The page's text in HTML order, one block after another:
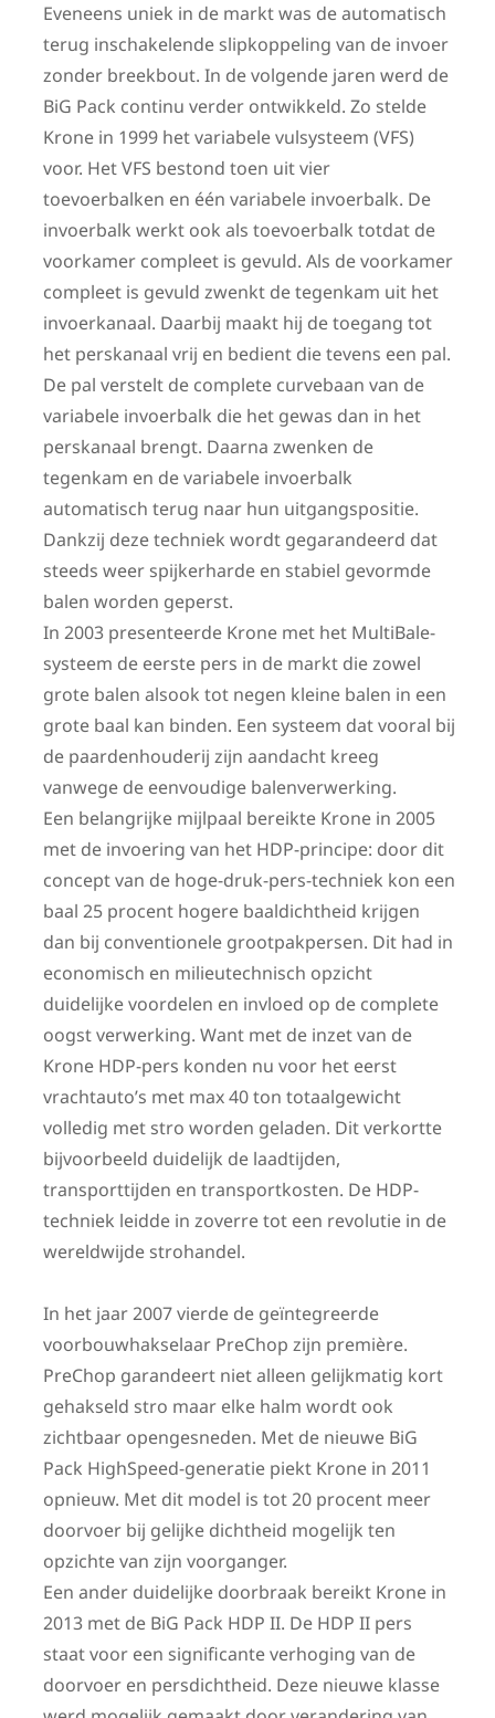
Eveneens uniek in de markt was de automatisch
terug inschakelende slipkoppeling van de invoer
zonder breekbout. In de volgende jaren werd de
BiG Pack continu verder ontwikkeld. Zo stelde
Krone in 1999 het variabele vulsysteem (VFS)
voor. Het VFS bestond toen uit vier
toevoerbalken en één variabele invoerbalk. De
invoerbalk werkt ook als toevoerbalk totdat de
voorkamer compleet is gevuld. Als de voorkamer
compleet is gevuld zwenkt de tegenkam uit het
invoerkanaal. Daarbij maakt hij de toegang tot
het perskanaal vrij en bedient die tevens een pal.
De pal verstelt de complete curvebaan van de
variabele invoerbalk die het gewas dan in het
perskanaal brengt. Daarna zwenken de
tegenkam en de variabele invoerbalk
automatisch terug naar hun uitgangspositie.
Dankzij deze techniek wordt gegarandeerd dat
steeds weer spijkerharde en stabiel gevormde
balen worden geperst.
In 2003 presenteerde Krone met het MultiBale-
systeem de eerste pers in de markt die zowel
grote balen alsook tot negen kleine balen in een
grote baal kan binden. Een systeem dat vooral bij
de paardenhouderij zijn aandacht kreeg
vanwege de eenvoudige balenverwerking.
Een belangrijke mijlpaal bereikte Krone in 2005
met de invoering van het HDP-principe: door dit
concept van de hoge-druk-pers-techniek kon een
baal 25 procent hogere baaldichtheid krijgen
dan bij conventionele grootpakpersen. Dit had in
economisch en milieutechnisch opzicht
duidelijke voordelen en invloed op de complete
oogst verwerking. Want met de inzet van de
Krone HDP-pers konden nu voor het eerst
vrachtauto’s met max 40 ton totaalgewicht
volledig met stro worden geladen. Dit verkortte
bijvoorbeeld duidelijk de laadtijden,
transporttijden en transportkosten. De HDP-
techniek leidde in zoverre tot een revolutie in de
wereldwijde strohandel.
In het jaar 2007 vierde de geïntegreerde
voorbouwhakselaar PreChop zijn première.
PreChop garandeert niet alleen gelijkmatig kort
gehakseld stro maar elke halm wordt ook
zichtbaar opengesneden. Met de nieuwe BiG
Pack HighSpeed-generatie piekt Krone in 2011
opnieuw. Met dit model is tot 20 procent meer
doorvoer bij gelijke dichtheid mogelijk ten
opzichte van zijn voorganger.
Een ander duidelijke doorbraak bereikt Krone in
2013 met de BiG Pack HDP II. De HDP II pers
staat voor een significante verhoging van de
doorvoer en persdichtheid. Deze nieuwe klasse